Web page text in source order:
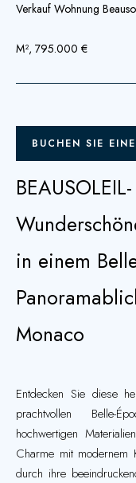
Verkauf Wohnung
M², 795.000 €
BUCHEN SIE
in einem
Monaco
Entdecken Sie diese
prachtvollen Belle-
hochwertigen
Charme mit modernem
durch ihre